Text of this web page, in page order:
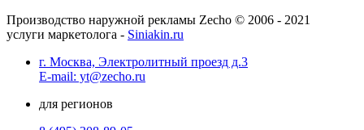
Производство наружной рекламы Zecho © 2006 - 2021
услуги маркетолога - Siniakin.ru
г. Москва, Электролитный проезд д.3
E-mail: yt@zecho.ru
для регионов